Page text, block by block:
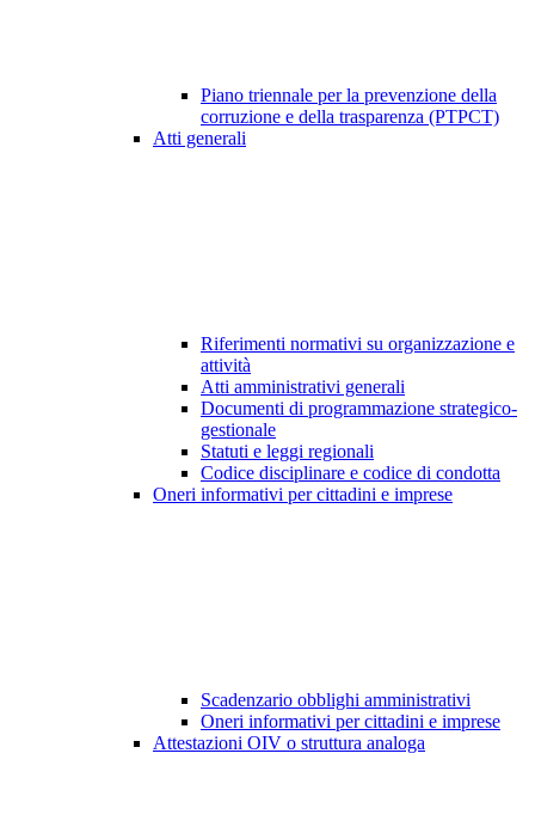
Piano triennale per la prevenzione della
corruzione e della trasparenza (PTPCT)
Atti generali
Riferimenti normativi su organizzazione e
attività
Atti amministrativi generali
Documenti di programmazione strategico-
gestionale
Statuti e leggi regionali
Codice disciplinare e codice di condotta
Oneri informativi per cittadini e imprese
Scadenzario obblighi amministrativi
Oneri informativi per cittadini e imprese
Attestazioni OIV o struttura analoga